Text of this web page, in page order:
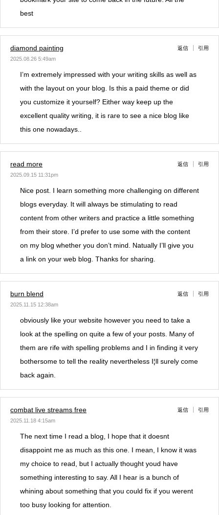
best
diamond painting
2025.08.26 5:49am
返信 引用
I’m extremely impressed with your writing skills as well as
with the layout on your blog. Is this a paid theme or did
you customize it yourself? Either way keep up the
excellent quality writing, it is rare to see a nice blog like
this one nowadays..
read more
2025.09.15 11:31pm
返信 引用
Nice post. I learn something more challenging on different
blogs everyday. It will always be stimulating to read
content from other writers and practice a little something
from their store. I’d prefer to use some with the content
on my blog whether you don’t mind. Natually I’ll give you
a link on your web blog. Thanks for sharing.
burn blend
2025.11.15 12:38am
返信 引用
obviously like your website however you need to take a
look at the spelling on quite a few of your posts. Many of
them are rife with spelling problems and I in finding it very
bothersome to tell the reality nevertheless I¦ll surely come
back again.
combat live streams free
2025.11.18 4:15am
返信 引用
The next time I read a blog, I hope that it doesnt
disappoint me as much as this one. I mean, I know it was
my choice to read, but I actually thought youd have
something interesting to say. All I hear is a bunch of
whining about something that you could fix if you werent
too busy looking for attention.